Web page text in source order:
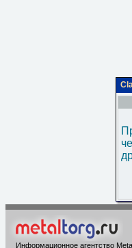
Информационное агентство